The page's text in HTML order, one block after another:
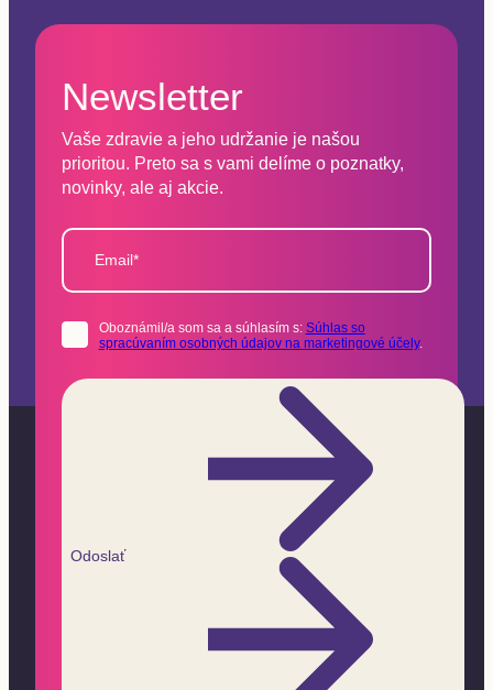
Newsletter
Vaše zdravie a jeho udržanie je našou
prioritou. Preto sa s vami delíme o poznatky,
novinky, ale aj akcie.
Email*
Oboznámil/a som sa a súhlasím s: Súhlas so
spracúvaním osobných údajov na marketingové účely.
Odoslať